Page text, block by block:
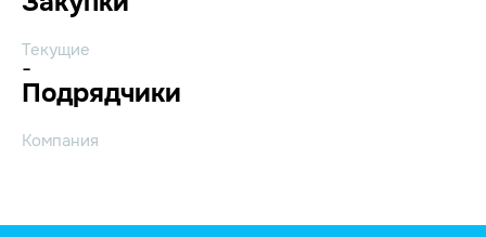
Текущие
-
Подрядчики
Компания